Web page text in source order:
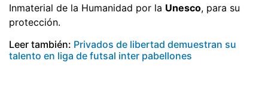
Inmaterial de la Humanidad por la Unesco, para su
protección.
Leer también: Privados de libertad demuestran su
talento en liga de futsal inter pabellones